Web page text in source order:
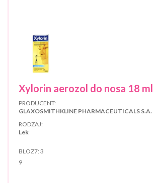
Xylorin aerozol do nosa 18 ml
PRODUCENT:
GLAXOSMITHKLINE PHARMACEUTICALS S.A.
RODZAJ:
Lek
BLOZ7: 3
9